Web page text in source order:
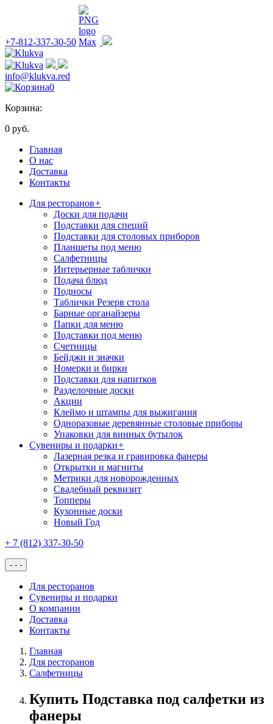
+7-812-337-30-50
info@klukva.red
0
Корзина:
0 руб.
Главная
О нас
Доставка
Контакты
Для ресторанов+
Доски для подачи
Подставки для специй
Подставки для столовых приборов
Планшеты под меню
Салфетницы
Интерьерные таблички
Подача блюд
Подносы
Таблички Резерв стола
Барные органайзеры
Папки для меню
Подставки под меню
Счетницы
Бейджи и значки
Номерки и бирки
Подставки для напитков
Разделочные доски
Акции
Клеймо и штампы для выжигания
Одноразовые деревянные столовые приборы
Упаковки для винных бутылок
Сувениры и подарки+
Лазерная резка и гравировка фанеры
Открытки и магниты
Метрики для новорожденных
Свадебный реквизит
Топперы
Кухонные доски
Новый Год
+ 7 (812) 337-30-50
- - -
Для ресторанов
Сувениры и подарки
О компании
Доставка
Контакты
Главная
Для ресторанов
Салфетницы
Купить Подставка под салфетки из
фанеры